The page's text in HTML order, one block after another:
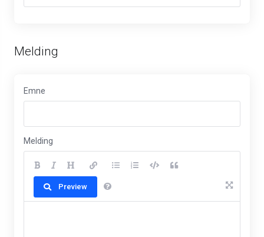
Melding
Emne
Melding
Preview